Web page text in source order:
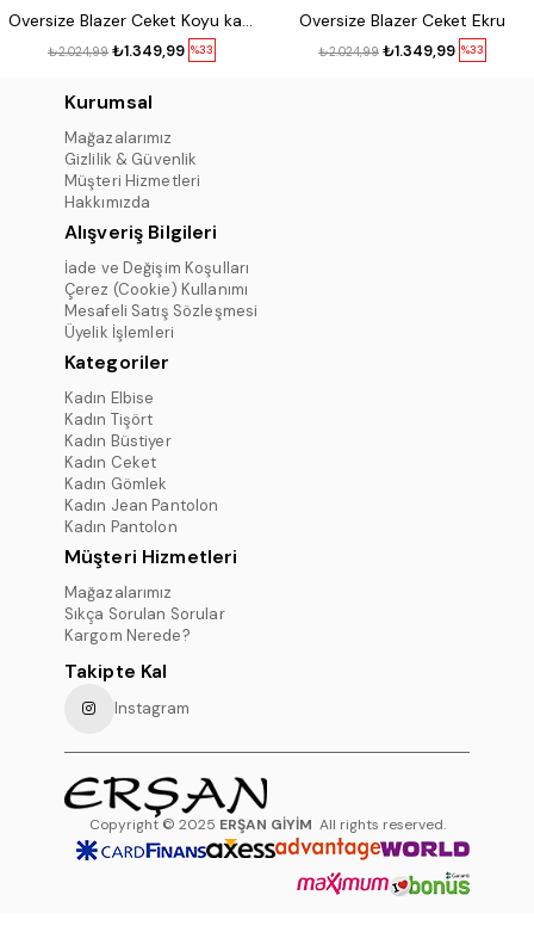
Oversize Blazer Ceket Koyu kahve
%33
₺1.349,99
₺2.024,99
Oversize Blazer Ceket Ekru
%33
₺1.349,99
₺2.024,99
Kurumsal
Mağazalarımız
Gizlilik & Güvenlik
Müşteri Hizmetleri
Hakkımızda
Alışveriş Bilgileri
İade ve Değişim Koşulları
Çerez (Cookie) Kullanımı
Mesafeli Satış Sözleşmesi
Üyelik İşlemleri
Kategoriler
Kadın Elbise
Kadın Tişört
Kadın Büstiyer
Kadın Ceket
Kadın Gömlek
Kadın Jean Pantolon
Kadın Pantolon
Müşteri Hizmetleri
Mağazalarımız
Sıkça Sorulan Sorular
Kargom Nerede?
Takipte Kal
Instagram
Copyright © 2025 ERŞAN GİYİM All rights reserved.